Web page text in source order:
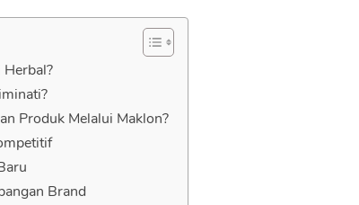
Produk Melalui Maklon?
Brand